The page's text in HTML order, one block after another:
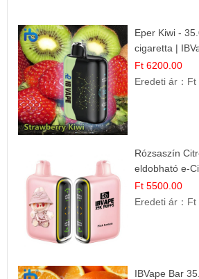
Eper Kiwi -
cigaretta |
Gyümölcs Ízek
Ft 6200.00
Eredeti ár： Ft
Rózsaszín
eldobható e-
Ft 5500.00
Eredeti ár： Ft
IBVape Bar